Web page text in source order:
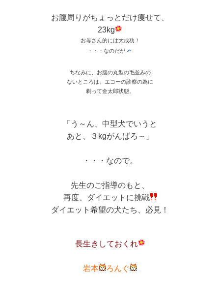
お腹周りがちょっとだけ痩せて、
23kg
お母さん的には大成功！
・・・なのだが
ちなみに、お腹の丸型の毛並みの
ないところは、エコーの診察の為に
剃って金太郎状態。
「う～ん、中型犬でいうと
あと、３kgがんばろ～」
・・・なので。
先生のご指導のもと、
再度、ダイエットに挑戦
ダイエット希望の犬たち、必見！
長生きしておくれ
岩本 ろんぐ